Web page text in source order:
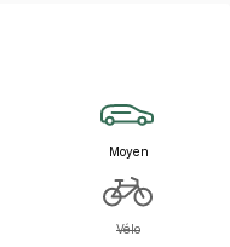
Moyen
Vélo